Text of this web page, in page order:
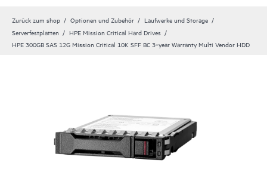
Zurück zum shop Optionen und Zubehör
Laufwerke und Storage
Serverfestplatten
HPE Mission Critical Hard Drives
HPE 300GB SAS 12G Mission Critical 10K SFF BC 3‑year Warranty Multi Vendor HDD